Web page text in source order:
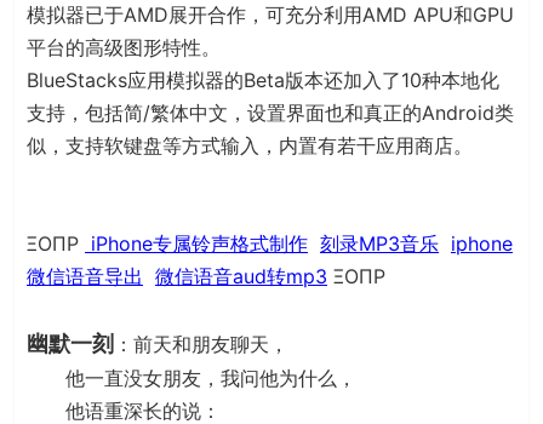
模拟器已于AMD展开合作，可充分利用AMD APU和GPU
平台的高级图形特性。
BlueStacks应用模拟器的Beta版本还加入了10种本地化
支持，包括简/繁体中文，设置界面也和真正的Android类
似，支持软键盘等方式输入，内置有若干应用商店。
ΞΟΠΡ iPhone专属铃声格式制作 刻录MP3音乐 iphone
微信语音导出 微信语音aud转mp3 ΞΟΠΡ
幽默一刻 ：前天和朋友聊天，
他一直没女朋友，我问他为什么，
他语重深长的说：